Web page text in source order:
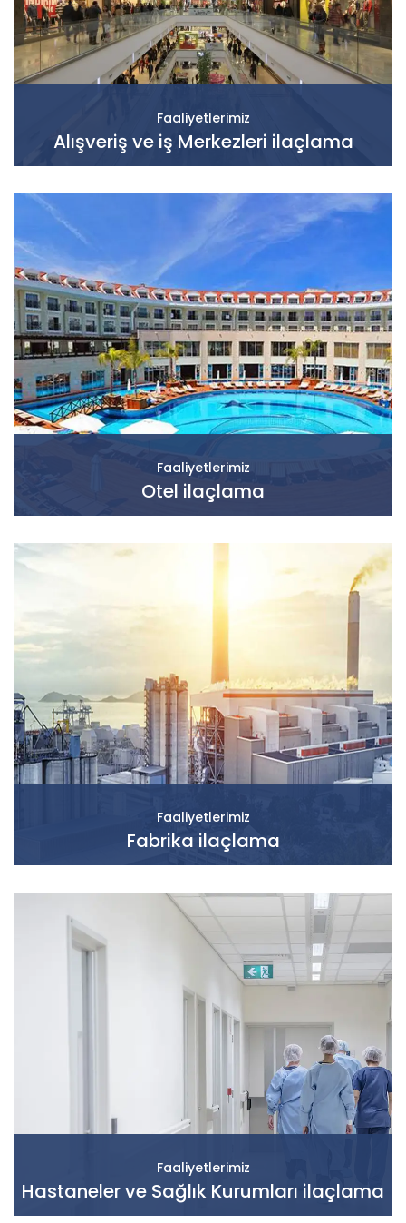
Faaliyetlerimiz
Alışveriş ve iş Merkezleri ilaçlama
Faaliyetlerimiz
Otel ilaçlama
Faaliyetlerimiz
Fabrika ilaçlama
Faaliyetlerimiz
Hastaneler ve Sağlık Kurumları ilaçlama